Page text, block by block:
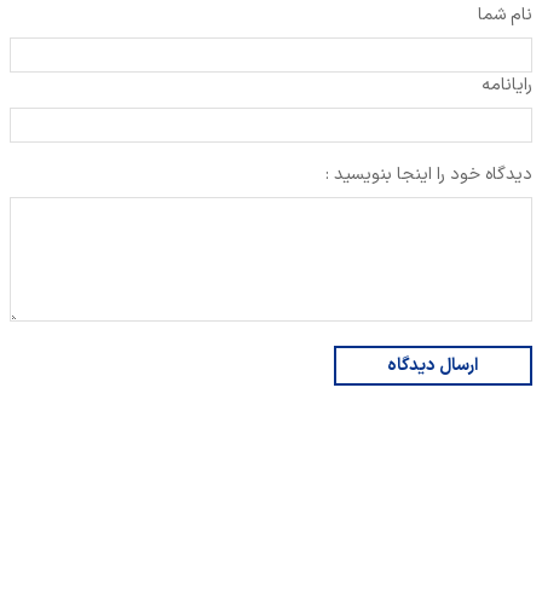
نام شما
رایانامه
دیدگاه خود را اینجا بنویسید :
ارسال دیدگاه